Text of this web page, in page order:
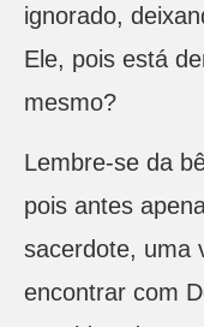
ignorado,
Ele, pois está
mesmo?
Lembre-se da
pois antes
sacerdote, uma
encontrar com